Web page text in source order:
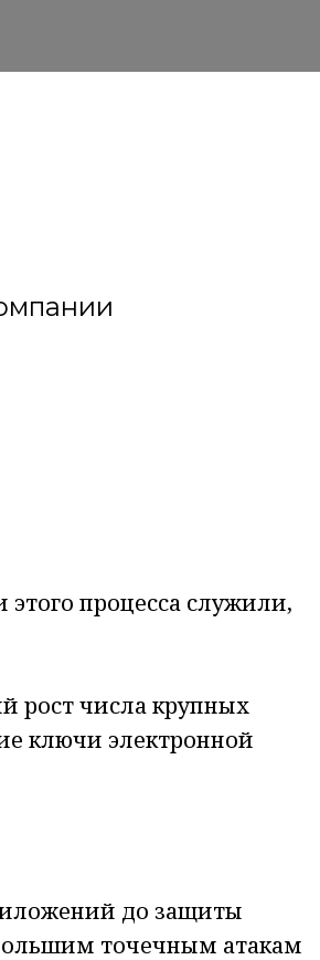
процесса служили,
рост числа крупных
ключи электронной
до защиты
точечным атакам